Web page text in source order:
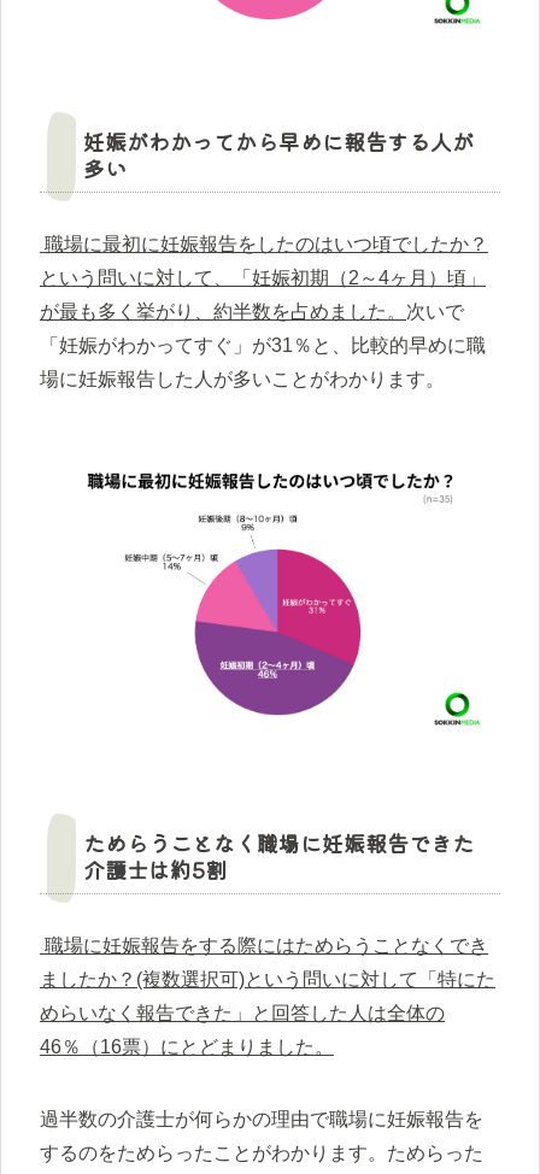
妊娠がわかってから早めに報告する人が
多い
職場に最初に妊娠報告をしたのはいつ頃でしたか？
という問いに対して、「妊娠初期（2～4ヶ月）頃」
が最も多く挙がり、約半数を占めました。 次いで
「妊娠がわかってすぐ」が31％と、比較的早めに職
場に妊娠報告した人が多いことがわかります。
ためらうことなく職場に妊娠報告できた
介護士は約5割
職場に妊娠報告をする際にはためらうことなくでき
ましたか？(複数選択可)という問いに対して「特にた
めらいなく報告できた」と回答した人は全体の
46％（16票）にとどまりました。
過半数の介護士が何らかの理由で職場に妊娠報告を
するのをためらったことがわかります。ためらった